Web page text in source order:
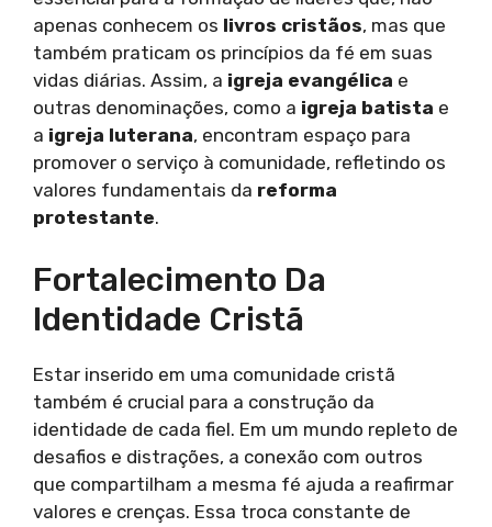
apenas conhecem os livros cristãos, mas que
também praticam os princípios da fé em suas
vidas diárias. Assim, a igreja evangélica e
outras denominações, como a igreja batista e
a igreja luterana, encontram espaço para
promover o serviço à comunidade, refletindo os
valores fundamentais da reforma
protestante.
Fortalecimento Da
Identidade Cristã
Estar inserido em uma comunidade cristã
também é crucial para a construção da
identidade de cada fiel. Em um mundo repleto de
desafios e distrações, a conexão com outros
que compartilham a mesma fé ajuda a reafirmar
valores e crenças. Essa troca constante de